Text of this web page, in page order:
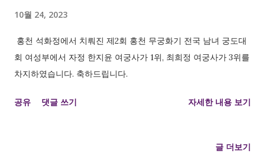
10월 24, 2023
홍천 석화정에서 치뤄진 제2회 홍천 무궁화기 전국 남녀 궁도대
회 여성부에서 자정 한지윤 여궁사가 1위, 최희정 여궁사가 3위를
차지하였습니다. 축하드립니다.
공유 댓글 쓰기 자세한 내용 보기
글 더보기